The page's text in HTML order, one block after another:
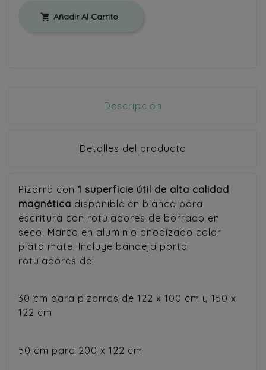
 Añadir Al Carrito
Descripción
Detalles del producto
Pizarra con 1 superficie útil de alta calidad
magnética disponible en blanco para
escritura con rotuladores de borrado en
seco. Marco en aluminio anodizado color
plata mate. Incluye bandeja porta
rotuladores de:
30 cm para pizarras de 122 x 100 cm y 150 x
122 cm
50 cm para 200 x 122 cm